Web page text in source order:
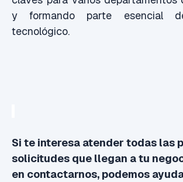
y formando parte esencial
tecnológico.
Si te interesa atender todas las
solicitudes que llegan a tu
en contactarnos, podemos